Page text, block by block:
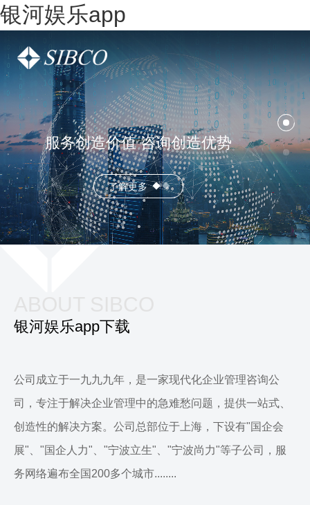
银河娱乐app
服务创造价值 咨询创造优势
了解更多
银河娱乐app下载
公司成立于一九九九年，是一家现代化企业管理咨询公
司，专注于解决企业管理中的急难愁问题，提供一站式、
创造性的解决方案。公司总部位于上海，下设有"国企会
展"、"国企人力"、"宁波立生"、"宁波尚力"等子公司，服
务网络遍布全国200多个城市........